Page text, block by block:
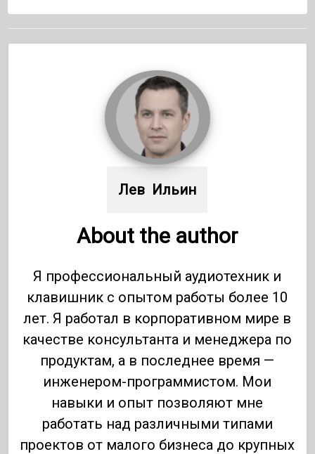
Лев  Ильин
About the author
Я профессиональный аудиотехник и
клавишник с опытом работы более 10
лет. Я работал в корпоративном мире в
качестве консультанта и менеджера по
продуктам, а в последнее время —
инженером-программистом. Мои
навыки и опыт позволяют мне
работать над различными типами
проектов от малого бизнеса до крупных